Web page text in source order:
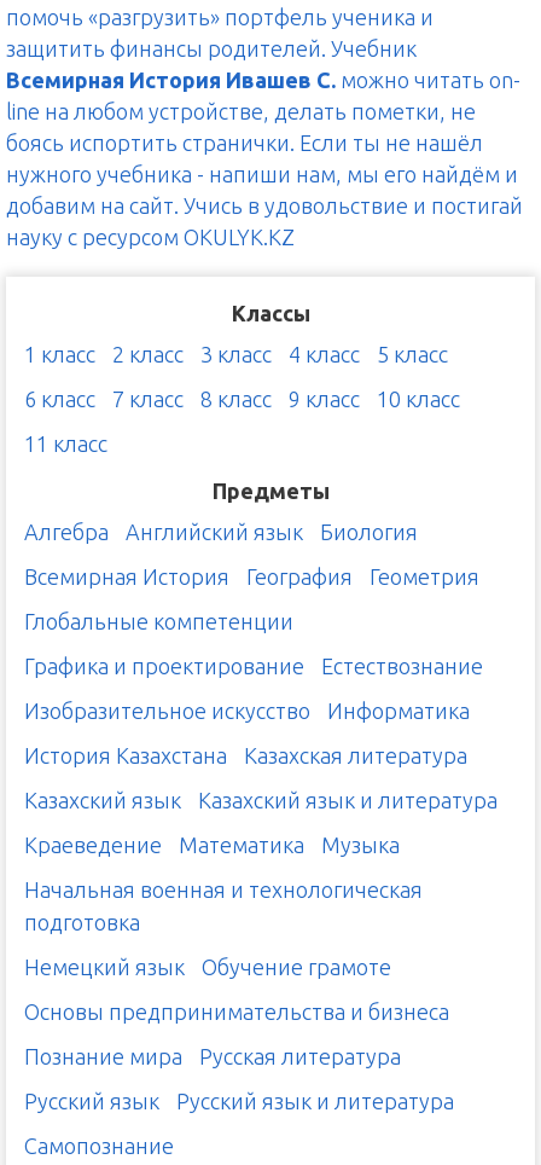
помочь «разгрузить» портфель ученика и
защитить финансы родителей. Учебник
Всемирная История Ивашев С. можно читать on-
line на любом устройстве, делать пометки, не
боясь испортить странички. Если ты не нашёл
нужного учебника - напиши нам, мы его найдём и
добавим на сайт. Учись в удовольствие и постигай
науку с ресурсом OKULYK.KZ
Классы
1 класс
2 класс 3 класс 4 класс
5 класс
6 класс
7 класс 8 класс 9 класс
10 класс
11 класс
Предметы
Алгебра
Английский язык
Биология
Всемирная История
География
Геометрия
Глобальные компетенции
Графика и проектирование
Естествознание
Изобразительное искусство
Информатика
История Казахстана
Казахская литература
Казахский язык
Казахский язык и литература
Краеведение
Математика
Музыка
Начальная военная и технологическая
подготовка
Немецкий язык
Обучение грамоте
Основы предпринимательства и бизнеса
Познание мира
Русская литература
Русский язык
Русский язык и литература
Самопознание